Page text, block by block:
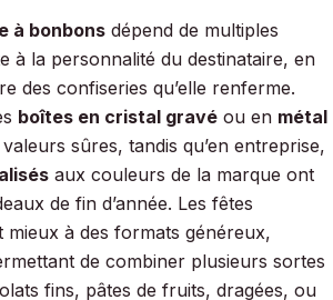
à bonbons dépend de multiples
à la personnalité du destinataire, en
des confiseries qu’elle renferme.
boîtes en cristal gravé ou en métal
sûres, tandis qu’en entreprise,
aux couleurs de la marque ont
de fin d’année. Les fêtes
mieux à des formats généreux,
de combiner plusieurs sortes
fins, pâtes de fruits, dragées, ou